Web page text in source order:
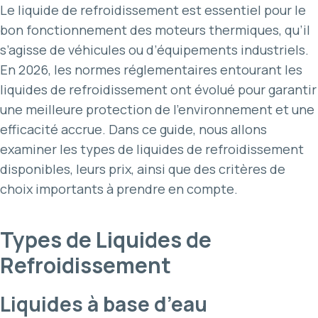
Le liquide de refroidissement est essentiel pour le
bon fonctionnement des moteurs thermiques, qu’il
s’agisse de véhicules ou d’équipements industriels.
En 2026, les normes réglementaires entourant les
liquides de refroidissement ont évolué pour garantir
une meilleure protection de l’environnement et une
efficacité accrue. Dans ce guide, nous allons
examiner les types de liquides de refroidissement
disponibles, leurs prix, ainsi que des critères de
choix importants à prendre en compte.
Types de Liquides de
Refroidissement
Liquides à base d’eau